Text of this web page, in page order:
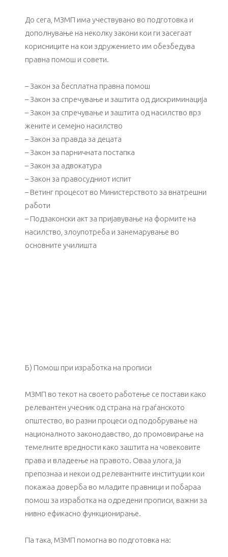
До сега, МЗМП има учествувано во подготовка и
дополнување на неколку закони кои ги засегаат
корисниците на кои здружението им обезбедува
правна помош и совети.
– Закон за бесплатна правна помош
– Закон за спречување и заштита од дискриминација
– Закон за спречување и заштита од насилство врз
жените и семејно насилство
– Закон за правда за децата
– Закон за парничната постапка
– Закон за адвокатура
– Закон за правосудниот испит
– Ветинг процесот во Министерството за внатрешни
работи
– Подзаконски акт за пријавување на формите на
насилство, злоупотреба и занемарување во
основните училишта
Б) Помош при изработка на прописи
МЗМП во текот на своето работење се постави како
релевантен учесник од страна на граѓанското
општество, во разни процеси од подобрување на
националното законодавство, до промовирање на
темелните вредности како заштита на човековите
права и владеење на правото. Оваа улога, ја
препознаа и некои од релевантните институции кои
покажаа доверба во младите правници и побараа
помош за изработка на одредени прописи, важни за
нивно ефикасно функционирање.
Па така, МЗМП помогна во подготовка на: